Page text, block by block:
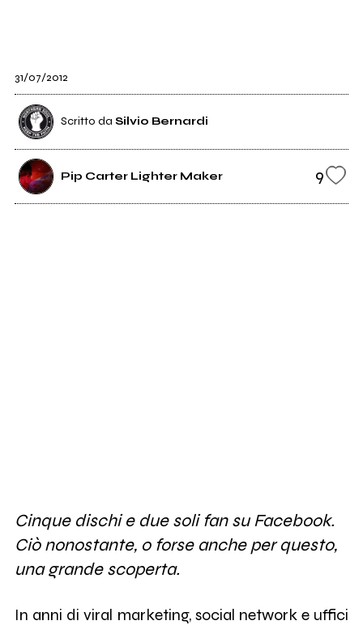
31/07/2012
Scritto da Silvio Bernardi
Pip Carter Lighter Maker 9
Cinque dischi e due soli fan su Facebook.
Ciò nonostante, o forse anche per questo,
una grande scoperta.
In anni di viral marketing, social network e uffici